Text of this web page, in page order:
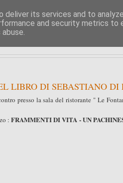
PIPPO
LIBRO DI SEBASTIANO DI
presso la sala del ristorante " Le
:FRAMMENTI DI VITA - UN
its services and to
and security metrics to